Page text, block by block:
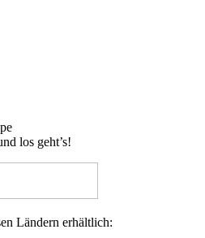
los geht’s!
Ländern erhältlich: